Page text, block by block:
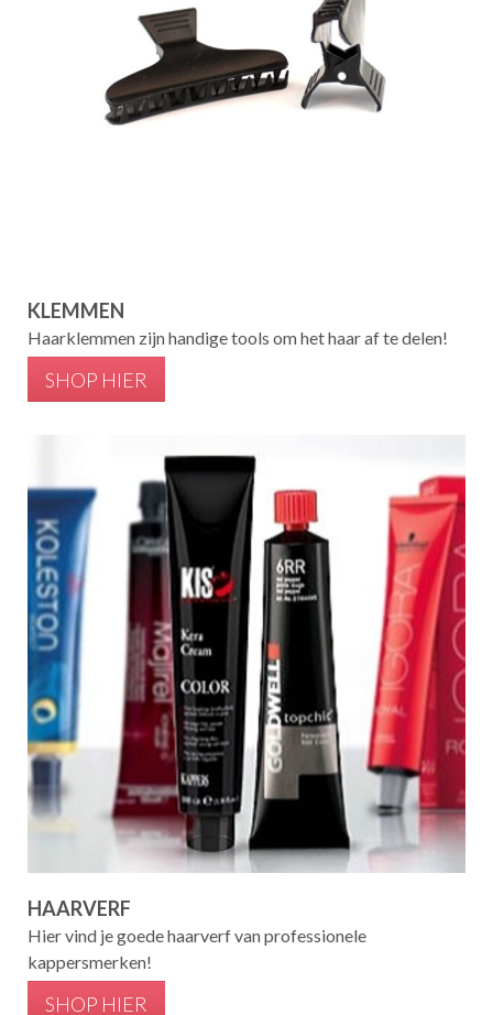
KLEMMEN
Haarklemmen zijn handige tools om het haar af te delen!
SHOP HIER
HAARVERF
Hier vind je goede haarverf van professionele
kappersmerken!
SHOP HIER